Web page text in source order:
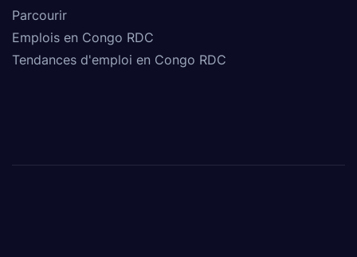
Parcourir
Emplois en Congo RDC
Tendances d'emploi en Congo RDC